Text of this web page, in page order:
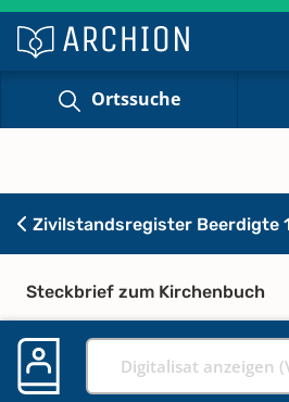
Ortssuche
Zivilstandsregister Beerdigte
Steckbrief zum Kirchenbuch
Digitalisat anzeigen